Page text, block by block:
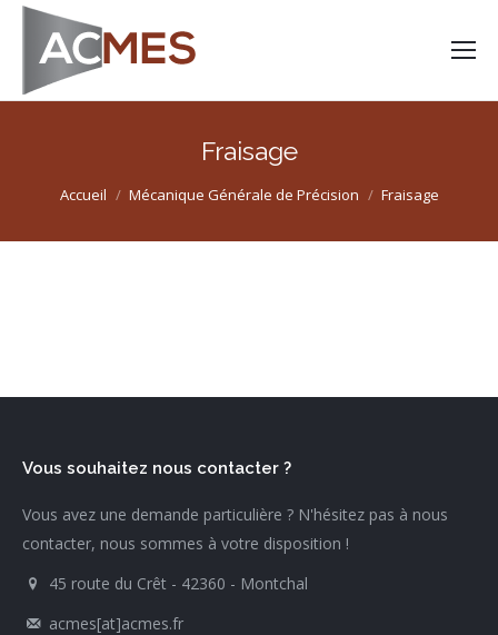
Fraisage
Vous êtes ici :
Accueil Mécanique Générale de Précision Fraisage
Vous souhaitez nous contacter ?
Vous avez une demande particulière ? N'hésitez pas à nous
contacter, nous sommes à votre disposition !
45 route du Crêt - 42360 - Montchal
acmes[at]acmes.fr